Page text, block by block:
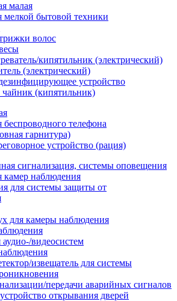
малая
мелкой бытовой техники
волос
кипятильник (электрический)
(электрический)
устройство
(кипятильник)
беспроводного телефона
гарнитура)
устройство (рация)
сигнализация, системы оповещения
камер наблюдения
для системы защиты от
для камеры наблюдения
видеосистем
извещатель для системы
передачи аварийных сигналов
открывания дверей